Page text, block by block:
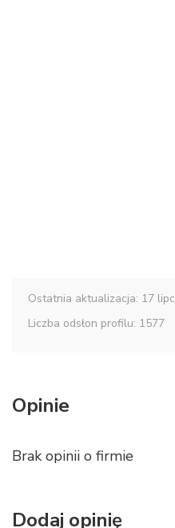
Ostatnia aktualizacja: 17
Liczba odsłon profilu: 1577
Opinie
Brak opinii o firmie
Dodaj opinię